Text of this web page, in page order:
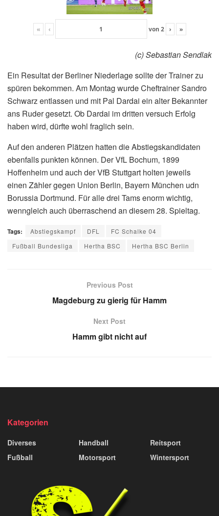
« ‹ von 2 › »
(c) Sebastian Sendlak
Ein Resultat der Berliner Niederlage sollte der Trainer zu
spüren bekommen. Am Montag wurde Cheftrainer Sandro
Schwarz entlassen und mit Pal Dardai ein alter Bekannter
ans Ruder gesetzt. Ob Dardai im dritten versuch Erfolg
haben wird, dürfte wohl fraglich sein.
Auf den anderen Plätzen hatten die Abstiegskandidaten
ebenfalls punkten können. Der VfL Bochum, 1899
Hoffenheim und auch der VfB Stuttgart holten jeweils
einen Zähler gegen Union Berlin, Bayern München udn
Borussia Dortmund. Für alle drei Tams enorm wichtig,
wenngleich auch überraschend an diesem 28. Spieltag.
Tags: Abstiegskampf DFL
FC Schalke 04
Fußball Bundesliga
Hertha BSC Hertha BSC Berlin
Previous Post
Magdeburg zu gierig für Hamm
Next Post
Hamm gibt nicht auf
Kategorien
Diverses
Fußball
Handball
Motorsport
Reitsport
Wintersport